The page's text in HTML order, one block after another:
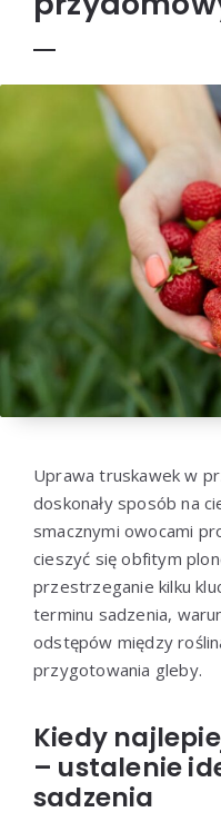
Uprawa truskawek w
doskonały sposób na
smacznymi owocami
cieszyć się obfitym
przestrzeganie kilku
terminu sadzenia,
odstępów między
przygotowania gleby.
Kiedy
– ustalenie
sadzenia